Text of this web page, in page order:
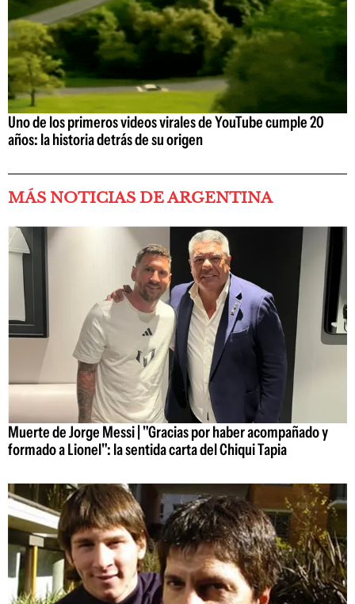
Uno de los primeros videos virales de YouTube cumple 20
años: la historia detrás de su origen
MÁS NOTICIAS DE ARGENTINA
Muerte de Jorge Messi | "Gracias por haber acompañado y
formado a Lionel": la sentida carta del Chiqui Tapia